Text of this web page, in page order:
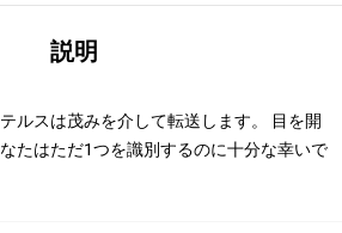
説明
ルスは茂みを介して転送します。 目を開
たはただ1つを識別するのに十分な幸いで